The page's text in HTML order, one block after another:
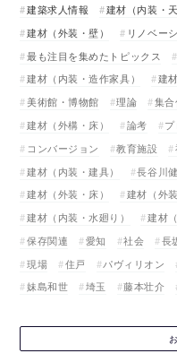
建築求人情報
建材（内装・天
建材（外装・壁）
リノベー
最も注目を集めたトピックス
建材（内装・造作家具）
建
美術館・博物館
理論 集
建材（外構・床）
論考
コンバージョン
教育施設
建材（内装・建具）
長谷川
建材（外装・床）
建材（外
建材（内装・水廻り）
建材
保存関連
愛知 社会 長
現場
住戸 パヴィリオン
妹島和世
埼玉 藤本壮介